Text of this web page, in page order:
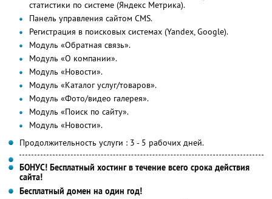
статистики по системе (Яндекс Метрика).
Панель управления сайтом CMS.
Регистрация в поисковых системах (Yandex, Google).
Модуль «Обратная связь».
Модуль «О компании».
Модуль «Новости».
Модуль «Каталог услуг/товаров».
Модуль «Фото/видео галерея».
Модуль «Поиск по сайту».
Модуль «Новости».
Продолжительность услуги : 3 - 5 рабочих дней.
БОНУС! Бесплатный хостинг в течение всего срока действия
сайта!
Бесплатный домен на один год!